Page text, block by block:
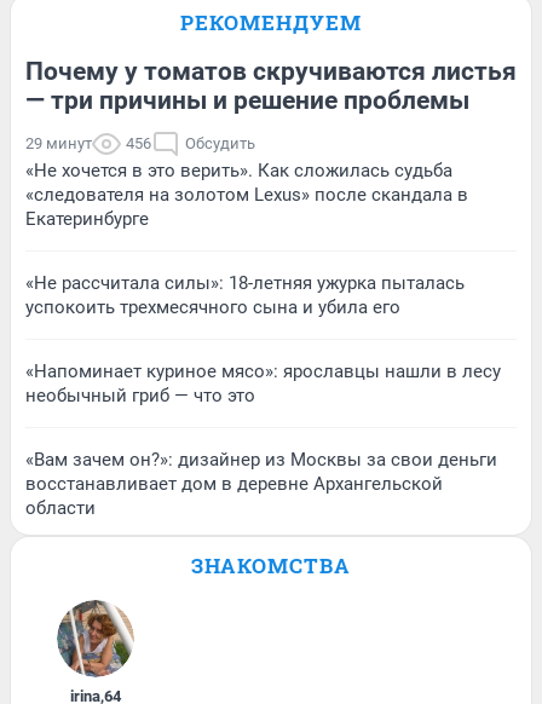
РЕКОМЕНДУЕМ
Почему у томатов скручиваются листья
— три причины и решение проблемы
29 минут 456 Обсудить
«Не хочется в это верить». Как сложилась судьба
«следователя на золотом Lexus» после скандала в
Екатеринбурге
«Не рассчитала силы»: 18-летняя ужурка пыталась
успокоить трехмесячного сына и убила его
«Напоминает куриное мясо»: ярославцы нашли в лесу
необычный гриб — что это
«Вам зачем он?»: дизайнер из Москвы за свои деньги
восстанавливает дом в деревне Архангельской
области
ЗНАКОМСТВА
irina,64